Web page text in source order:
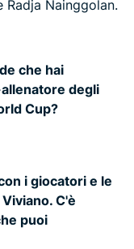
Radja Nainggolan.
che hai
degli
Cup?
i giocatori e le
C'è
puoi